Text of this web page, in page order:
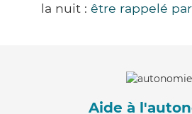
la nuit : être rappelé
Aide à